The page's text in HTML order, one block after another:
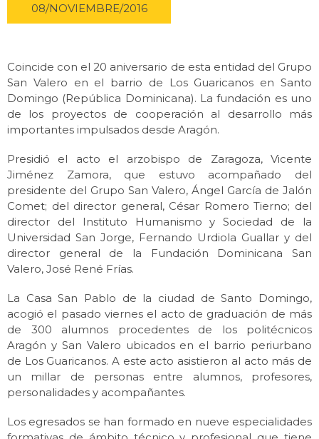
08/NOVIEMBRE/2016
Coincide con el 20 aniversario de esta entidad del Grupo
San Valero en el barrio de Los Guaricanos en Santo
Domingo (República Dominicana). La fundación es uno
de los proyectos de cooperación al desarrollo más
importantes impulsados desde Aragón.
Presidió el acto el arzobispo de Zaragoza, Vicente
Jiménez Zamora, que estuvo acompañado del
presidente del Grupo San Valero, Ángel García de Jalón
Comet; del director general, César Romero Tierno; del
director del Instituto Humanismo y Sociedad de la
Universidad San Jorge, Fernando Urdiola Guallar y del
director general de la Fundación Dominicana San
Valero, José René Frías.
La Casa San Pablo de la ciudad de Santo Domingo,
acogió el pasado viernes el acto de graduación de más
de 300 alumnos procedentes de los politécnicos
Aragón y San Valero ubicados en el barrio periurbano
de Los Guaricanos. A este acto asistieron al acto más de
un millar de personas entre alumnos, profesores,
personalidades y acompañantes.
Los egresados se han formado en nueve especialidades